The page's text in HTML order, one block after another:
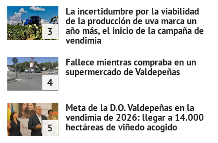
3
La incertidumbre por la viabilidad
de la producción de uva marca un
año más, el inicio de la campaña de
vendimia
4
Fallece mientras compraba en un
supermercado de Valdepeñas
5
Meta de la D.O. Valdepeñas en la
vendimia de 2026: llegar a 14.000
hectáreas de viñedo acogido